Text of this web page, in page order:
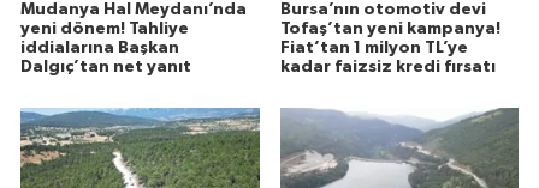
Mudanya Hal Meydanı’nda
yeni dönem! Tahliye
iddialarına Başkan
Dalgıç’tan net yanıt
Bursa’nın otomotiv devi
Tofaş’tan yeni kampanya!
Fiat’tan 1 milyon TL’ye
kadar faizsiz kredi fırsatı